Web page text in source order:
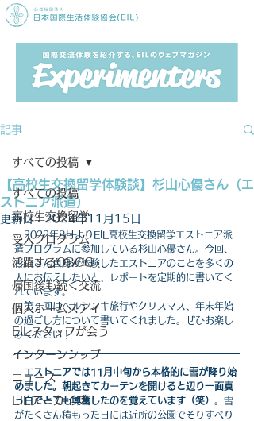
記事
すべての投稿
高校生交換留学
受入プログラム
活躍するOBOG
帰国後も続く交流
個人ホームステイ
EILスタッフが会う
インターンシップ
ニュース
EILアーカイブ
すべての投稿
【高校生交換留学体験談】杉山心優さん（エ
ストニア派遣）
更新日：2024年11月15日
2022年8月よりEIL高校生交換留学エストニア派
遣プログラムに参加している杉山心優さん。今回、
杉山さん自身が体験したエストニアのことを多くの
人にお伝えしたいと、レポートを定期的に書いてく
れています。
第２回はヘルシンキ旅行やクリスマス、年末年始
の過ごし方について書いてくれました。ぜひお楽し
みください！
エストニアでは11月中旬から本格的に雪が降り始
めました。朝起きてカーテンを開けると辺り一面真
っ白でとても興奮したのを覚えています（笑） 。雪
がたくさん積もった日には近所の公園でそりすべり